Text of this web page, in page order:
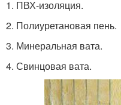
1. ПВХ-изоляция.
2. Полиуретановая пень.
3. Минеральная вата.
4. Свинцовая вата.